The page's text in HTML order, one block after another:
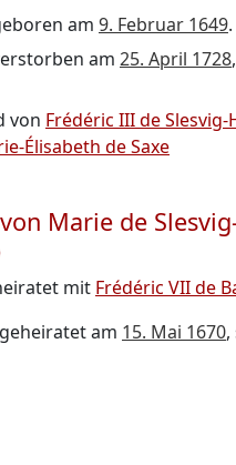
am 9. Februar 1649.
am 25. April 1728
von Frédéric III de
Élisabeth de Saxe
Marie de
mit Frédéric VII de
am 15. Mai 1670,